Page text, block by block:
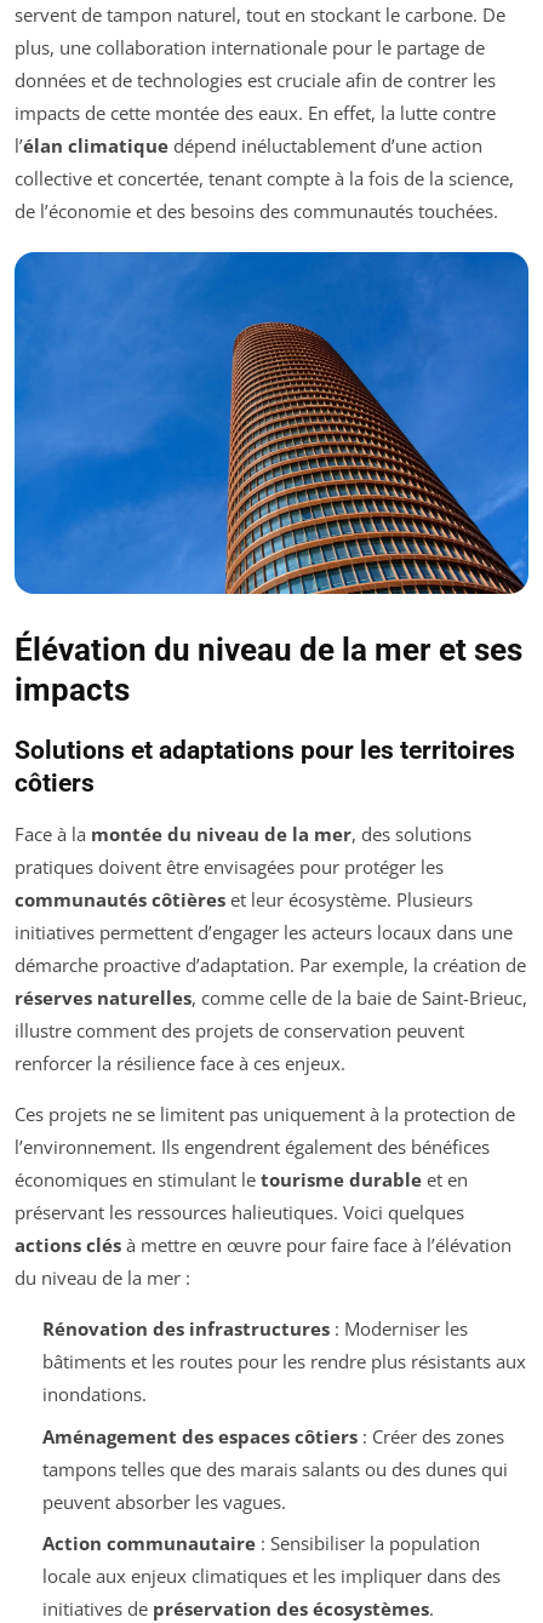
servent de tampon naturel, tout en stockant le carbone. De
plus, une collaboration internationale pour le partage de
données et de technologies est cruciale afin de contrer les
impacts de cette montée des eaux. En effet, la lutte contre
l’élan climatique dépend inéluctablement d’une action
collective et concertée, tenant compte à la fois de la science,
de l’économie et des besoins des communautés touchées.
Élévation du niveau de la mer et ses
impacts
Solutions et adaptations pour les territoires
côtiers
Face à la montée du niveau de la mer, des solutions
pratiques doivent être envisagées pour protéger les
communautés côtières et leur écosystème. Plusieurs
initiatives permettent d’engager les acteurs locaux dans une
démarche proactive d’adaptation. Par exemple, la création de
réserves naturelles, comme celle de la baie de Saint-Brieuc,
illustre comment des projets de conservation peuvent
renforcer la résilience face à ces enjeux.
Ces projets ne se limitent pas uniquement à la protection de
l’environnement. Ils engendrent également des bénéfices
économiques en stimulant le tourisme durable et en
préservant les ressources halieutiques. Voici quelques
actions clés à mettre en œuvre pour faire face à l’élévation
du niveau de la mer :
Rénovation des infrastructures: Moderniser les
bâtiments et les routes pour les rendre plus résistants aux
inondations.
Aménagement des espaces côtiers: Créer des zones
tampons telles que des marais salants ou des dunes qui
peuvent absorber les vagues.
Action communautaire: Sensibiliser la population
locale aux enjeux climatiques et les impliquer dans des
initiatives de préservation des écosystèmes.